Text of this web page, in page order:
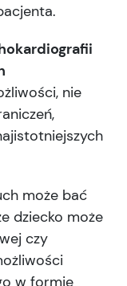
nie
może bać
dziecko może
czy
w formie